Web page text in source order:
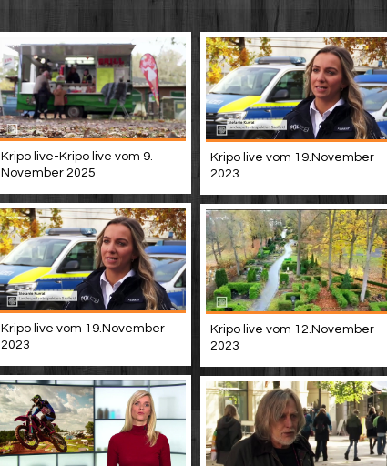
Kripo live-Kripo live vom 9.
November 2025
Kripo live vom 19.November
2023
Kripo live vom 19.November
2023
Kripo live vom 12.November
2023